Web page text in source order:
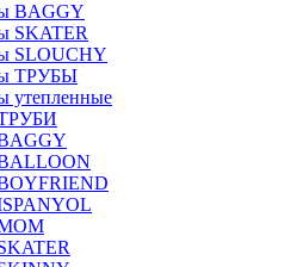
BAGGY
SKATER
SLOUCHY
ТРУБЫ
утепленные
МОМ